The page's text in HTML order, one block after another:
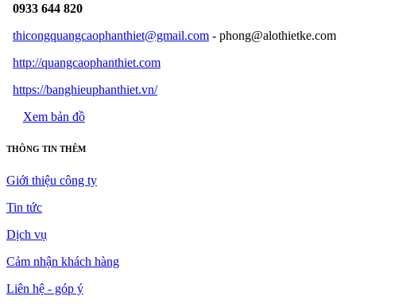
0933 644 820
thicongquangcaophanthiet@gmail.com - phong@alothietke.com
http://quangcaophanthiet.com
https://banghieuphanthiet.vn/
Xem bản đồ
THÔNG TIN THÊM
Giới thiệu công ty
Tin tức
Dịch vụ
Cảm nhận khách hàng
Liên hệ - góp ý